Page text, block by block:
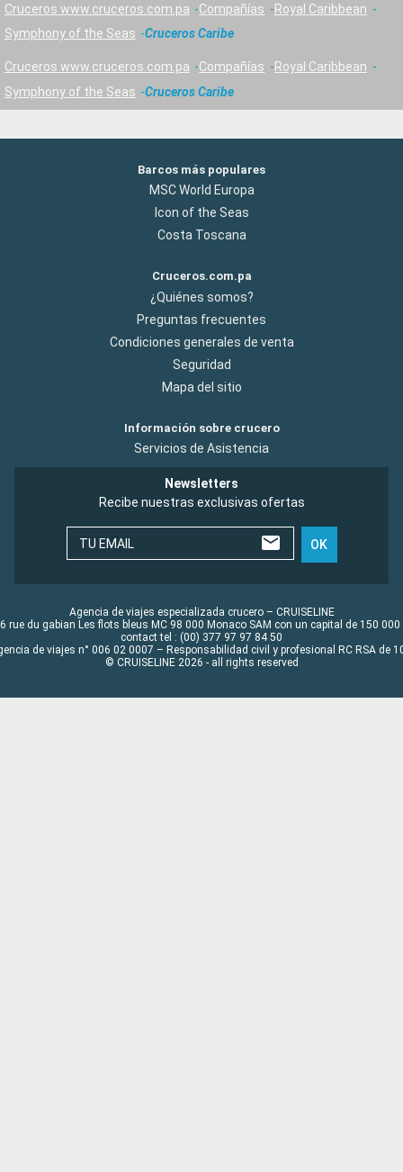
Cruceros www.cruceros.com.pa Compañías
Royal Caribbean
Symphony of the Seas
Cruceros Caribe
Cruceros www.cruceros.com.pa Compañías
Royal Caribbean
Symphony of the Seas
Cruceros Caribe
Barcos más populares
MSC World Europa
Icon of the Seas
Costa Toscana
Cruceros.com.pa
¿Quiénes somos?
Preguntas frecuentes
Condiciones generales de venta
Seguridad
Mapa del sitio
Información sobre crucero
Servicios de Asistencia
Newsletters
Recibe nuestras exclusivas ofertas
TU EMAIL OK
Agencia de viajes especializada crucero – CRUISELINE
rue du gabian Les flots bleus MC 98 000 Monaco SAM con un capital de 150 000
contact tel : (00) 377 97 97 84 50
de viajes n° 006 02 0007 – Responsabilidad civil y profesional RC RSA de
© CRUISELINE 2026 - all rights reserved